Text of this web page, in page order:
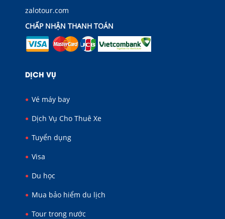
zalotour.com
CHẤP NHẬN THANH TOÁN
DỊCH VỤ
Vé máy bay
Dịch Vụ Cho Thuê Xe
Tuyển dụng
Visa
Du học
Mua bảo hiểm du lịch
Tour trong nước